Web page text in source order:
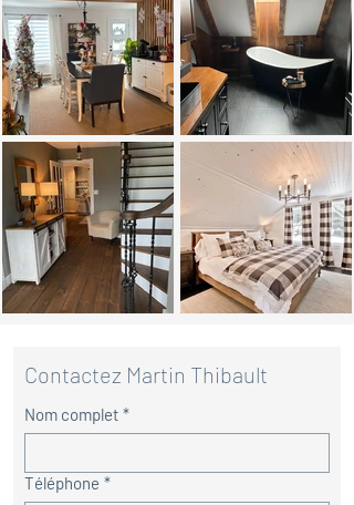
Contactez Martin Thibault
Nom complet *
Téléphone *